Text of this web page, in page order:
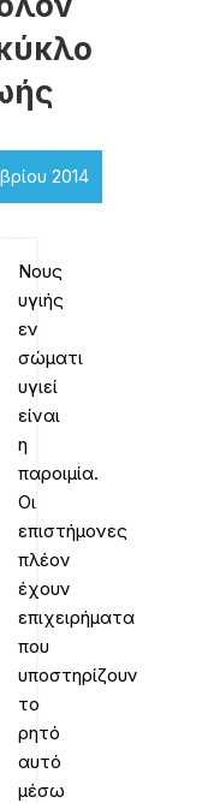
2014
Νους
υγιής
εν
σώματι
υγιεί
είναι
η
παροιμία.
Οι
επιστήμονες
πλέον
έχουν
επιχειρήματα
που
υποστηρίζουν
το
ρητό
αυτό
μέσω